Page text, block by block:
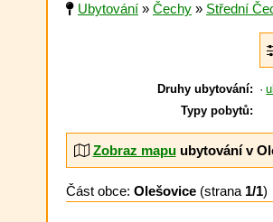
Ubytování » Čechy » Střední
Druhy ubytování:
Typy pobytů:
Zobraz mapuubytování v
Část obce: Olešovice (strana 1/1)